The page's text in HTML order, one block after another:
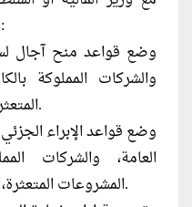
بالكامل للدولة، بحسب الأحوال:
والشركات المملوكة
المتعثرة الخاضعة لأحكام هذا القانون.
العامة، والشركات
المشروعات المتعثرة، بما في ذلك مقابل التأخير عنها.